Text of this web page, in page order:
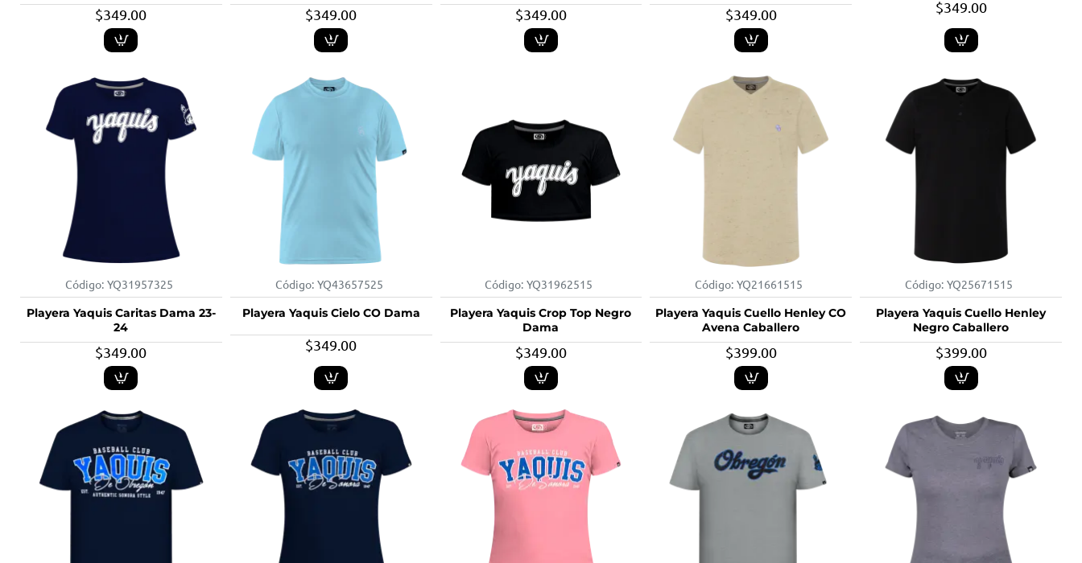
$349.00 $349.00 $349.00 $349.00 $349.00
Código: YQ31957325
Playera Yaquis Caritas Dama 23-
24
$349.00
Código: YQ43657525
Playera Yaquis Cielo CO Dama
$349.00
Código: YQ31962515
Playera Yaquis Crop Top Negro
Dama
$349.00
Código: YQ21661515
Playera Yaquis Cuello Henley CO
Avena Caballero
$399.00
Código: YQ25671515
Playera Yaquis Cuello Henley
Negro Caballero
$399.00